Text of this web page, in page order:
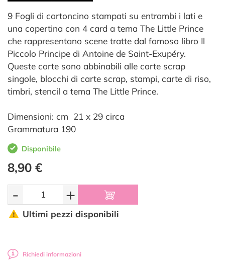
9 Fogli di cartoncino stampati su entrambi i lati e
una copertina con 4 card a tema The Little Prince
che rappresentano scene tratte dal famoso libro Il
Piccolo Principe di Antoine de Saint-Exupéry.
Queste carte sono abbinabili alle carte scrap
singole, blocchi di carte scrap, stampi, carte di riso,
timbri, stencil a tema The Little Prince.
Dimensioni: cm 21 x 29 circa
Grammatura 190
Disponibile
8,90 €
- +
Ultimi pezzi disponibili
Richiedi informazioni